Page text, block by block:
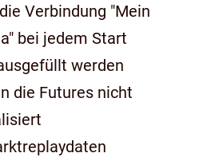
Verbindung "Mein
bei jedem Start
werden
die Futures nicht